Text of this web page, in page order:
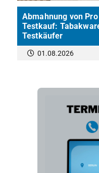
Abmahnung von
Testkauf:
Testkäufer
01.08.2026